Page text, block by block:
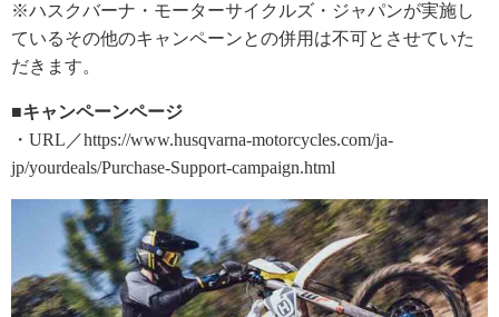
※ハスクバーナ・モーターサイクルズ・ジャパンが実施し
ているその他のキャンペーンとの併用は不可とさせていた
だきます。
■キャンペーンページ
・URL／https://www.husqvarna-motorcycles.com/ja-
jp/yourdeals/Purchase-Support-campaign.html